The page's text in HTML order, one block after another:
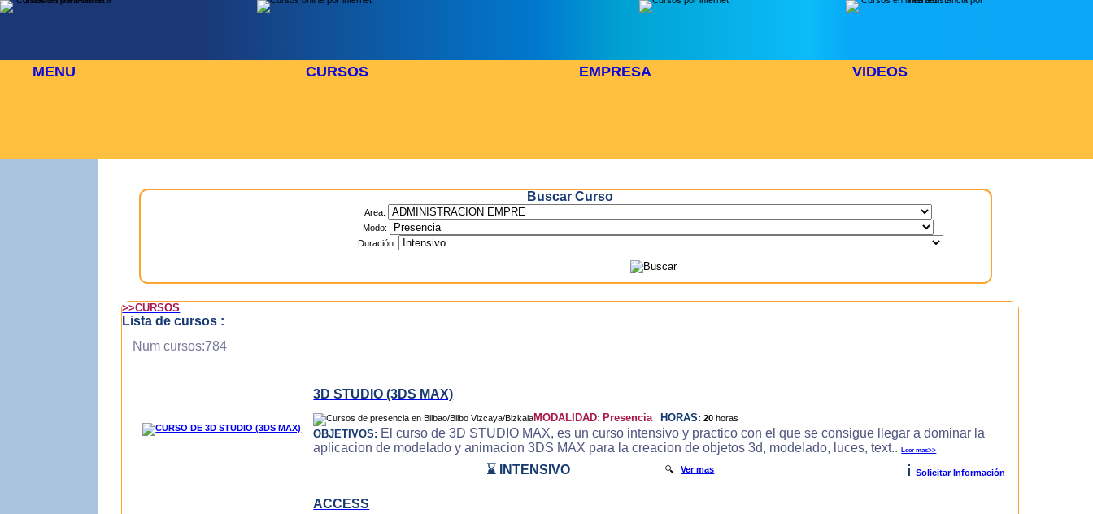
MENU CURSOS EMPRESA VIDEOS
Buscar Curso
Area:
Modo:
Duración:
>>CURSOS
Lista de cursos :
Num cursos:784
3D STUDIO (3DS MAX)
MODALIDAD: Presencia HORAS: 20 horas
OBJETIVOS: El curso de 3D STUDIO MAX, es un curso intensivo y practico con el que se consigue llegar a dominar la
aplicacion de modelado y animacion 3DS MAX para la creacion de objetos 3d, modelado, luces, text..Leer mas>>
⌛ INTENSIVO 🔍Ver mas i Solicitar Información
ACCESS